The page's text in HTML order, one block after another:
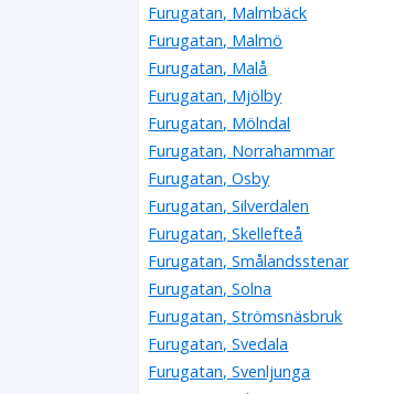
Furugatan, Malmbäck
Furugatan, Malmö
Furugatan, Malå
Furugatan, Mjölby
Furugatan, Mölndal
Furugatan, Norrahammar
Furugatan, Osby
Furugatan, Silverdalen
Furugatan, Skellefteå
Furugatan, Smålandsstenar
Furugatan, Solna
Furugatan, Strömsnäsbruk
Furugatan, Svedala
Furugatan, Svenljunga